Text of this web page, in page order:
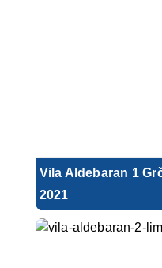
Vila Aldebaran 1
2021